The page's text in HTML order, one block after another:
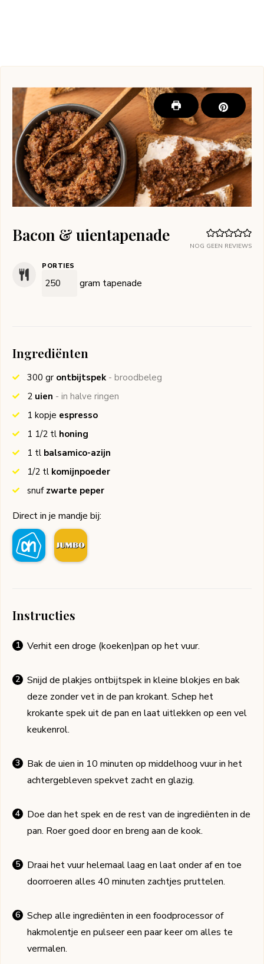
NOG GEEN REVIEWS
Bacon & uientapenade
PORTIES
gram tapenade
Ingrediënten
300 gr ontbijtspek - broodbeleg
2 uien - in halve ringen
1 kopje espresso
1 1/2 tl honing
1 tl balsamico-azijn
1/2 tl komijnpoeder
snuf zwarte peper
Direct in je mandje bij:
Instructies
Verhit een droge (koeken)pan op het vuur.
Snijd de plakjes ontbijtspek in kleine blokjes en bak
deze zonder vet in de pan krokant. Schep het
krokante spek uit de pan en laat uitlekken op een vel
keukenrol.
Bak de uien in 10 minuten op middelhoog vuur in het
achtergebleven spekvet zacht en glazig.
Doe dan het spek en de rest van de ingrediënten in de
pan. Roer goed door en breng aan de kook.
Draai het vuur helemaal laag en laat onder af en toe
doorroeren alles 40 minuten zachtjes pruttelen.
Schep alle ingrediënten in een foodprocessor of
hakmolentje en pulseer een paar keer om alles te
vermalen.